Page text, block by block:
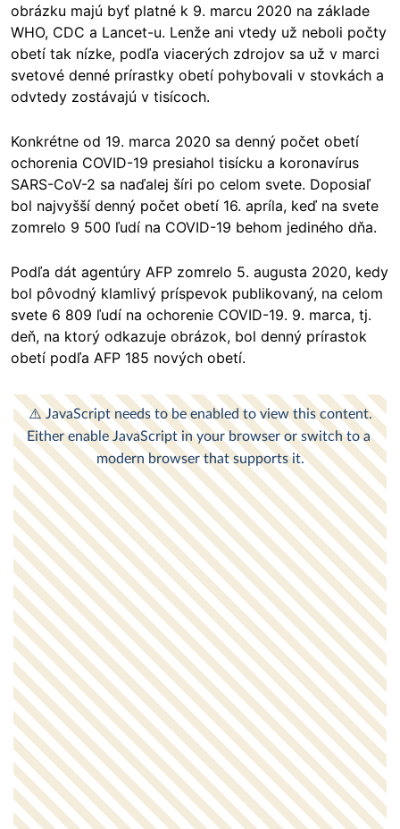
obrázku majú byť platné k 9. marcu 2020 na základe
WHO, CDC a Lancet-u. Lenže ani vtedy už neboli počty
obetí tak nízke, podľa viacerých zdrojov sa už v marci
svetové denné prírastky obetí pohybovali v stovkách a
odvtedy zostávajú v tisícoch.
Konkrétne od 19. marca 2020 sa denný počet obetí
ochorenia COVID-19 presiahol tisícku a koronavírus
SARS-CoV-2 sa naďalej šíri po celom svete. Doposiaľ
bol najvyšší denný počet obetí 16. apríla, keď na svete
zomrelo 9 500 ľudí na COVID-19 behom jediného dňa.
Podľa dát agentúry AFP zomrelo 5. augusta 2020, kedy
bol pôvodný klamlivý príspevok publikovaný, na celom
svete 6 809 ľudí na ochorenie COVID-19. 9. marca, tj.
deň, na ktorý odkazuje obrázok, bol denný prírastok
obetí podľa AFP 185 nových obetí.